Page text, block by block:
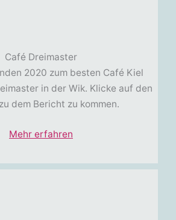
Café Dreimaster
2020 zum besten Café Kiel
in der Wik. Klicke auf den
dem Bericht zu kommen.
Mehr erfahren